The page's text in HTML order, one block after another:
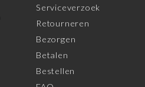
Serviceverzoek
Retourneren
Bezorgen
Betalen
Bestellen